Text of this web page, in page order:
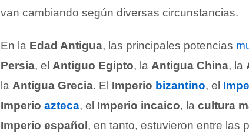
van cambiando según diversas circunstancias.
En la Edad Antigua, las principales potencias
Persia, el Antiguo Egipto, la Antigua China, la
la Antigua Grecia. El Imperio bizantino, el
Imperio azteca, el Imperio incaico, la cultura
Imperio español, en tanto, estuvieron entre las